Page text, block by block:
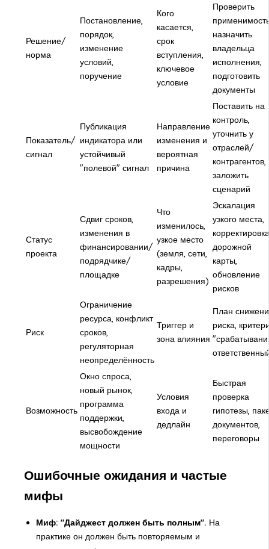
Решение/
норма
Постановление,
порядок,
изменение
условий,
поручение
Кого
касается,
срок
вступления,
ключевое
условие
Проверить
назначить
владельца
исполнения,
подготовить
документы
Показатель/
сигнал
Публикация
индикатора или
устойчивый
"полевой" сигнал
Направление
изменения и
вероятная
причина
Поставить на
контроль,
уточнить у
отраслей/
контрагентов,
заложить
сценарий
Статус
проекта
Сдвиг сроков,
изменения в
финансировании/
подрядчике/
площадке
Что
изменилось,
узкое место
(земля, сети,
кадры,
разрешения)
Эскалация
узкого места,
корректировка
дорожной
карты,
обновление
рисков
Риск
Ограничение
ресурса, конфликт
сроков,
регуляторная
неопределённость
Триггер и
зона влияния
План
риска,
Возможность
Окно спроса,
новый рынок,
программа
поддержки,
высвобождение
мощности
Условия
входа и
дедлайн
Быстрая
проверка
гипотезы,
документов,
переговоры
Ошибочные ожидания и частые
мифы
Миф: "Дайджест должен быть полным". На
практике он должен быть повторяемым и